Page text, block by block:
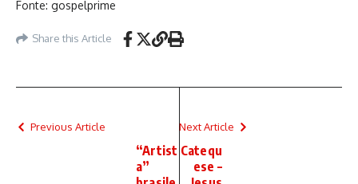
Fonte: gospelprime
Share this Article
Previous Article
“Artist
a”
Next Article
Catequ
ese –